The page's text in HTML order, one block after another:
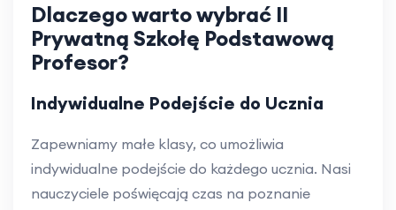
Dlaczego warto wybrać II
Prywatną Szkołę Podstawową
Profesor?
Indywidualne Podejście do Ucznia
Zapewniamy małe klasy, co umożliwia
indywidualne podejście do każdego ucznia. Nasi
nauczyciele poświęcają czas na poznanie